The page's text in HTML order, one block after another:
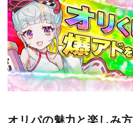
オリパの魅力と楽しみ方